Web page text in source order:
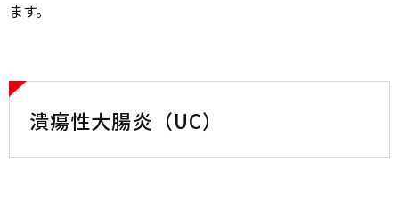
ます。
潰瘍性大腸炎（UC）